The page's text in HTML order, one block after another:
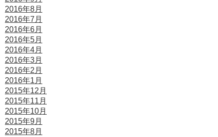
2016年8月
2016年7月
2016年6月
2016年5月
2016年4月
2016年3月
2016年2月
2016年1月
2015年12月
2015年11月
2015年10月
2015年9月
2015年8月